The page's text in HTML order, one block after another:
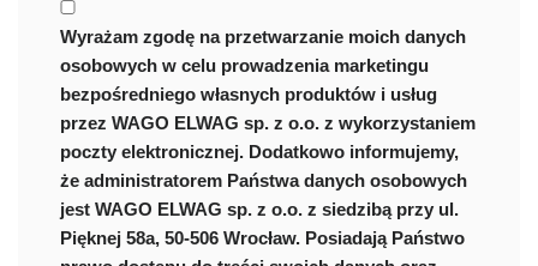
Wyrażam zgodę na przetwarzanie moich danych
osobowych w celu prowadzenia marketingu
bezpośredniego własnych produktów i usług
przez WAGO ELWAG sp. z o.o. z wykorzystaniem
poczty elektronicznej. Dodatkowo informujemy,
że administratorem Państwa danych osobowych
jest WAGO ELWAG sp. z o.o. z siedzibą przy ul.
Pięknej 58a, 50-506 Wrocław. Posiadają Państwo